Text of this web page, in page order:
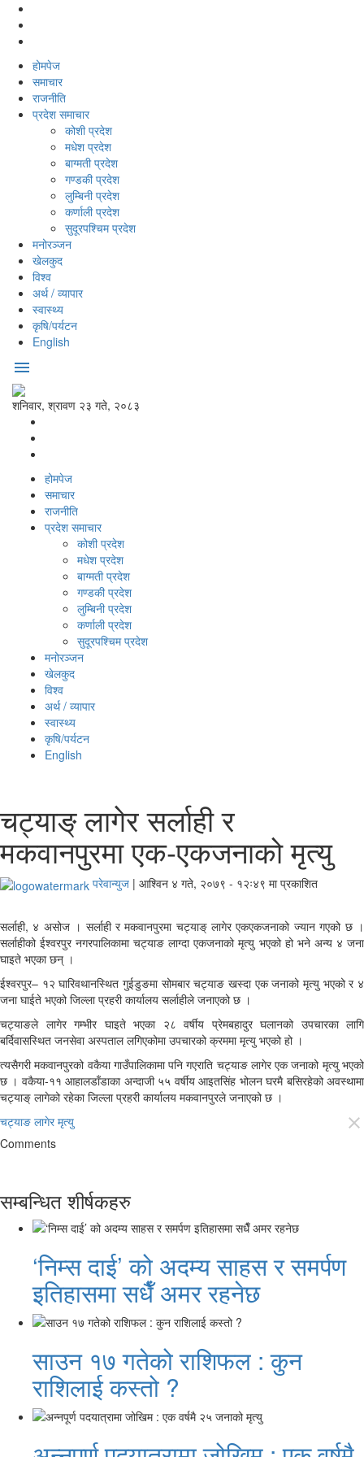
होमपेज
समाचार
राजनीति
प्रदेश समाचार
कोशी प्रदेश
मधेश प्रदेश
बाग्मती प्रदेश
गण्डकी प्रदेश
लुम्बिनी प्रदेश
कर्णाली प्रदेश
सुदूरपश्‍चिम प्रदेश
मनोरञ्‍जन
खेलकुद
विश्‍व
अर्थ / व्यापार
स्वास्थ्य
कृषि/पर्यटन
English
menu
शनिवार, श्रावण २३ गते, २०८३
होमपेज
समाचार
राजनीति
प्रदेश समाचार
कोशी प्रदेश
मधेश प्रदेश
बाग्मती प्रदेश
गण्डकी प्रदेश
लुम्बिनी प्रदेश
कर्णाली प्रदेश
सुदूरपश्‍चिम प्रदेश
मनोरञ्‍जन
खेलकुद
विश्‍व
अर्थ / व्यापार
स्वास्थ्य
कृषि/पर्यटन
English
चट्याङ् लागेर सर्लाही र
मकवानपुरमा एक-एकजनाको मृत्यु
परेवान्युज | आश्विन ४ गते, २०७९ - १२ः४९ मा प्रकाशित
सर्लाही, ४ असोज । सर्लाही र मकवानपुरमा चट्याङ् लागेर एकएकजनाको ज्यान गएको छ ।
सर्लाहीको ईश्वरपुर नगरपालिकामा चट्याङ लाग्दा एकजनाको मृत्यु भएको हो भने अन्य ४ जना
घाइते भएका छन् ।
ईश्वरपुर– १२ घारिवथानस्थित गुईडुङमा सोमबार चट्याङ खस्दा एक जनाको मृत्यु भएको र ४
जना घाईते भएको जिल्ला प्रहरी कार्यालय सर्लाहीले जनाएको छ ।
चट्याङले लागेर गम्भीर घाइते भएका २८ वर्षीय प्रेमबहादुर घलानको उपचारका लागि
बर्दिवासस्थित जनसेवा अस्पताल लगिएकोमा उपचारको क्रममा मृत्यु भएको हो ।
त्यसैगरी मकवानपुरको वकैया गाउँपालिकामा पनि गएराति चट्याङ लागेर एक जनाको मृत्यु भएको
छ । वकैया-११ आहालडाँडाका अन्दाजी ५५ वर्षीय आइतसिंह भोलन घरमै बसिरहेको अवस्थामा
चट्याङ् लागेको रहेका जिल्ला प्रहरी कार्यालय मकवानपुरले जनाएको छ ।
चट्याङ लागेर मृत्यु
close
Comments
सम्बन्धित शीर्षकहरु
‘निम्स दाई’ को अदम्य साहस र समर्पण
इतिहासमा सधैँ अमर रहनेछ
साउन १७ गतेको राशिफल : कुन
राशिलाई कस्तो ?